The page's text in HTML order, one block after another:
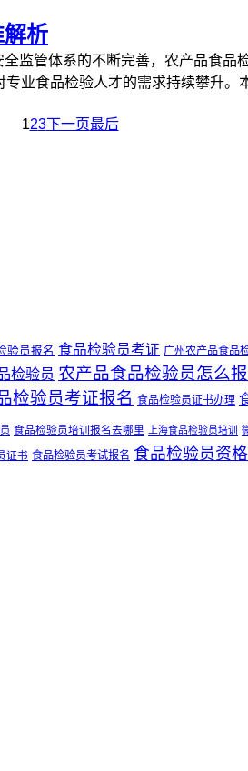
析
体系的不断完善，农产品食品
业食品检验人才的需求持续攀升。
123下一页最后
验员报名 食品检验员考证 广州农产品食品
检验员 农产品食品检验员怎么
检验员考证报名 食品检验员证书办理
食品检验员培训报名去哪里 上海食品检验员培训
证书 食品检验员考试报名 食品检验员资